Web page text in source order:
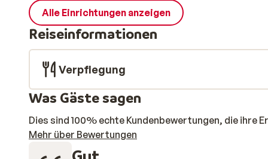
Alle Einrichtungen anzeigen
Reiseinformationen
Verpflegung
Was Gäste sagen
Dies sind 100% echte Kundenbewertungen, die
Mehr über Bewertungen
Gut